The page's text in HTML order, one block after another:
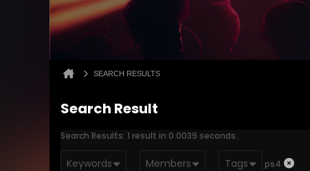
SEARCH RESULTS
Search Result
Search Results: 1 result in 0.0039 seconds.
Keywords Members Tags ps4